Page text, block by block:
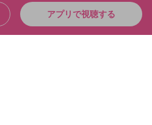
アプリで視聴する